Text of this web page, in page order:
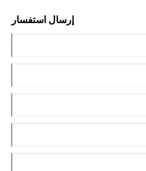
تسخين المحرك وحله في الوقتإرسال استفسار